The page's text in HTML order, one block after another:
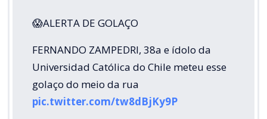
😱ALERTA DE GOLAÇO
FERNANDO ZAMPEDRI, 38a e ídolo da
Universidad Católica do Chile meteu esse
golaço do meio da rua
pic.twitter.com/tw8dBjKy9P